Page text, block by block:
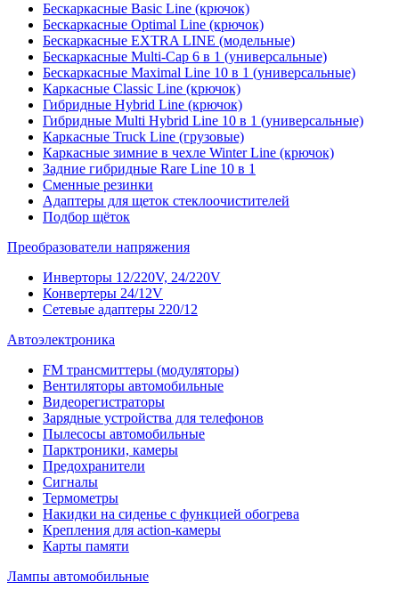
Бескаркасные Basic Line (крючок)
Бескаркасные Optimal Line (крючок)
Бескаркасные EXTRA LINE (модельные)
Бескаркасные Multi-Cap 6 в 1 (универсальные)
Бескаркасные Maximal Line 10 в 1 (универсальные)
Каркасные Classic Line (крючок)
Гибридные Hybrid Line (крючок)
Гибридные Multi Hybrid Line 10 в 1 (универсальные)
Каркасные Truck Line (грузовые)
Каркасные зимние в чехле Winter Line (крючок)
Задние гибридные Rare Line 10 в 1
Сменные резинки
Адаптеры для щеток стеклоочистителей
Подбор щёток
Преобразователи напряжения
Инверторы 12/220V, 24/220V
Конвертеры 24/12V
Сетевые адаптеры 220/12
Автоэлектроника
FM трансмиттеры (модуляторы)
Вентиляторы автомобильные
Видеорегистраторы
Зарядные устройства для телефонов
Пылесосы автомобильные
Парктроники, камеры
Предохранители
Сигналы
Термометры
Накидки на сиденье с функцией обогрева
Крепления для action-камеры
Карты памяти
Лампы автомобильные